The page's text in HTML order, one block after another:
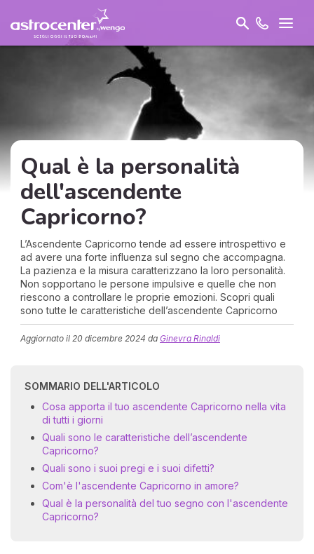
Qual è la personalità
dell'ascendente
Capricorno?
L’Ascendente Capricorno tende ad essere introspettivo e
ad avere una forte influenza sul segno che accompagna.
La pazienza e la misura caratterizzano la loro personalità.
Non sopportano le persone impulsive e quelle che non
riescono a controllare le proprie emozioni. Scopri quali
sono tutte le caratteristiche dell’ascendente Capricorno
Aggiornato il 20 dicembre 2024 da Ginevra Rinaldi
SOMMARIO DELL'ARTICOLO
Cosa apporta il tuo ascendente Capricorno nella vita
di tutti i giorni
Quali sono le caratteristiche dell’ascendente
Capricorno?
Quali sono i suoi pregi e i suoi difetti?
Com'è l'ascendente Capricorno in amore?
Qual è la personalità del tuo segno con l'ascendente
Capricorno?